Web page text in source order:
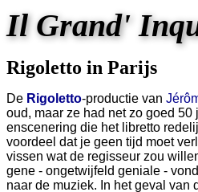
Il Grand'
Rigoletto in Parijs
De Rigoletto-productie van
oud, maar ze had net zo goed
enscenering die het libretto
voordeel dat je geen tijd moet
vissen wat de regisseur zou
gene - ongetwijfeld geniale -
naar de muziek. In het geval van